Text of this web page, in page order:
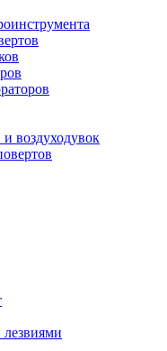
воздуходувок